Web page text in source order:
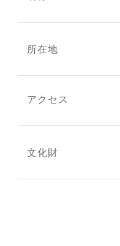
所在地
アクセス
文化財